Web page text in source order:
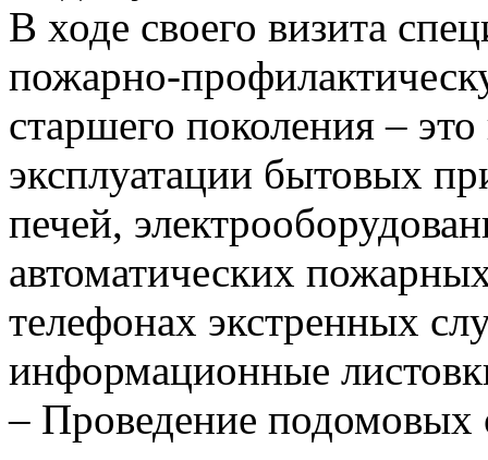
В ходе своего визита
пожарно-
старшего поколения –
эксплуатации бытовых
печей,
автоматических
телефонах экстренных
информационные
– Проведение подомовых